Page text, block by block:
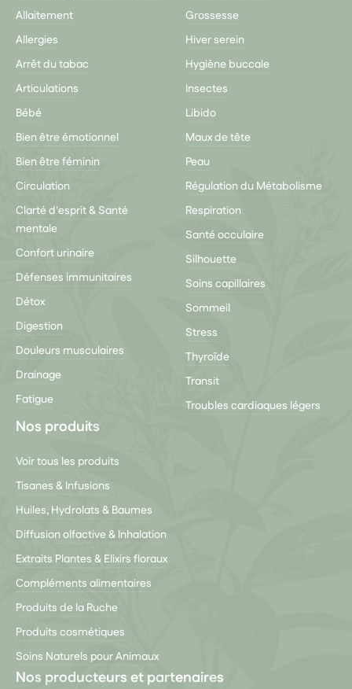
Allaitement
Allergies
Arrêt du tabac
Articulations
Bébé
Bien être émotionnel
Bien être féminin
Circulation
Clarté d'esprit & Santé
mentale
Confort urinaire
Défenses immunitaires
Détox
Digestion
Douleurs musculaires
Drainage
Fatigue
Grossesse
Hiver serein
Hygiène buccale
Insectes
Libido
Maux de tête
Peau
Régulation du Métabolisme
Respiration
Santé occulaire
Silhouette
Soins capillaires
Sommeil
Stress
Thyroïde
Transit
Troubles cardiaques légers
Nos produits
Voir tous les produits
Tisanes & Infusions
Huiles, Hydrolats & Baumes
Diffusion olfactive & Inhalation
Extraits Plantes & Elixirs floraux
Compléments alimentaires
Produits de la Ruche
Produits cosmétiques
Soins Naturels pour Animaux
Nos producteurs et partenaires